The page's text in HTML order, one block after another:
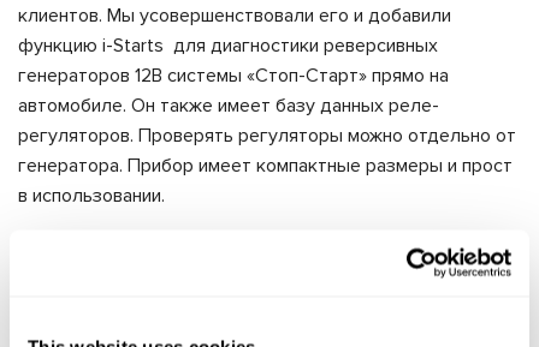
клиентов. Мы усовершенствовали его и добавили
функцию i-Starts для диагностики реверсивных
генераторов 12В системы «Стоп-Старт» прямо на
автомобиле. Он также имеет базу данных реле-
регуляторов. Проверять регуляторы можно отдельно от
генератора. Прибор имеет компактные размеры и прост
в использовании.
сканера LOKI для автомобилей Tesla. Прибор имеет